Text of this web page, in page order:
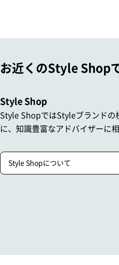
お近くのStyle Shop
Style Shop
Style ShopではStyleブランドの
に、 知識豊富なアドバイザーに
Style Shopについて